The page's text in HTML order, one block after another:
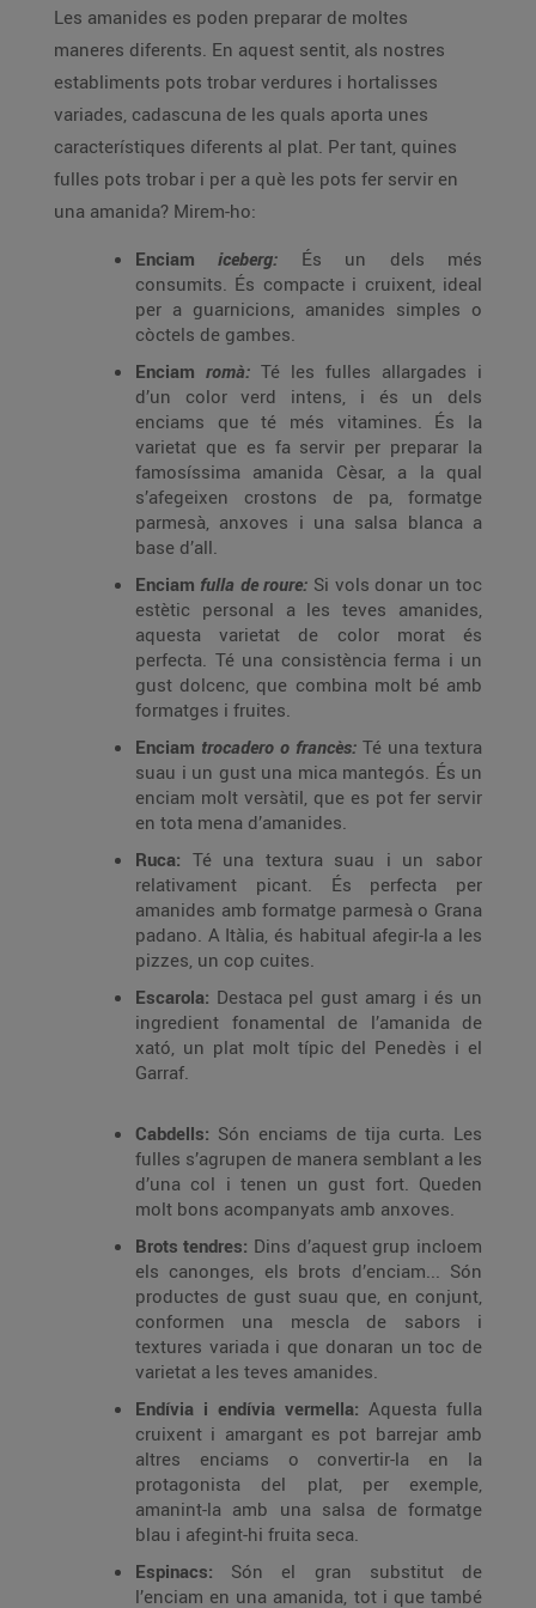
Les amanides es poden preparar de moltes
maneres diferents. En aquest sentit, als nostres
establiments pots trobar verdures i hortalisses
variades, cadascuna de les quals aporta unes
característiques diferents al plat. Per tant, quines
fulles pots trobar i per a què les pots fer servir en
una amanida? Mirem-ho:
Enciam iceberg: És un dels més
consumits. És compacte i cruixent, ideal
per a guarnicions, amanides simples o
còctels de gambes.
Enciam romà: Té les fulles allargades i
d’un color verd intens, i és un dels
enciams que té més vitamines. És la
varietat que es fa servir per preparar la
famosíssima amanida Cèsar, a la qual
s’afegeixen crostons de pa, formatge
parmesà, anxoves i una salsa blanca a
base d’all.
Enciam fulla de roure: Si vols donar un toc
estètic personal a les teves amanides,
aquesta varietat de color morat és
perfecta. Té una consistència ferma i un
gust dolcenc, que combina molt bé amb
formatges i fruites.
Enciam trocadero o francès: Té una textura
suau i un gust una mica mantegós. És un
enciam molt versàtil, que es pot fer servir
en tota mena d’amanides.
Ruca: Té una textura suau i un sabor
relativament picant. És perfecta per
amanides amb formatge parmesà o Grana
padano. A Itàlia, és habitual afegir-la a les
pizzes, un cop cuites.
Escarola: Destaca pel gust amarg i és un
ingredient fonamental de l’amanida de
xató, un plat molt típic del Penedès i el
Garraf.
Cabdells: Són enciams de tija curta. Les
fulles s’agrupen de manera semblant a les
d’una col i tenen un gust fort. Queden
molt bons acompanyats amb anxoves.
Brots tendres: Dins d’aquest grup incloem
els canonges, els brots d’enciam... Són
productes de gust suau que, en conjunt,
conformen una mescla de sabors i
textures variada i que donaran un toc de
varietat a les teves amanides.
Endívia i endívia vermella: Aquesta fulla
cruixent i amargant es pot barrejar amb
altres enciams o convertir-la en la
protagonista del plat, per exemple,
amanint-la amb una salsa de formatge
blau i afegint-hi fruita seca.
Espinacs: Són el gran substitut de
l’enciam en una amanida, tot i que també